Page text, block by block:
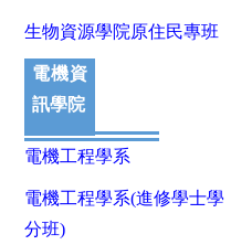
生物資源學院原住民專班
電機資
訊學院
電機工程學系
電機工程學系(進修學士學
分班)